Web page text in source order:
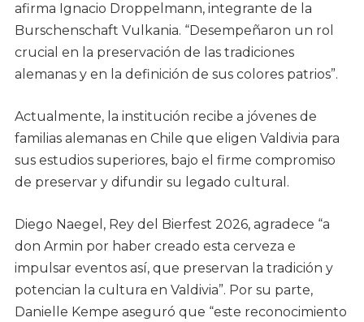
afirma Ignacio Droppelmann, integrante de la
Burschenschaft Vulkania. “Desempeñaron un rol
crucial en la preservación de las tradiciones
alemanas y en la definición de sus colores patrios”.
Actualmente, la institución recibe a jóvenes de
familias alemanas en Chile que eligen Valdivia para
sus estudios superiores, bajo el firme compromiso
de preservar y difundir su legado cultural.
Diego Naegel, Rey del Bierfest 2026, agradece “a
don Armin por haber creado esta cerveza e
impulsar eventos así, que preservan la tradición y
potencian la cultura en Valdivia”. Por su parte,
Danielle Kempe aseguró que “este reconocimiento